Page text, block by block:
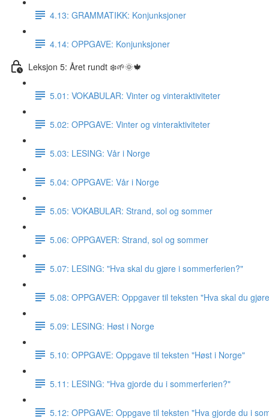
4.13: GRAMMATIKK: Konjunksjoner
4.14: OPPGAVE: Konjunksjoner
Leksjon 5: Året rundt ❄️🌱🌞🍁
5.01: VOKABULAR: Vinter og vinteraktiviteter
5.02: OPPGAVE: Vinter og vinteraktiviteter
5.03: LESING: Vår i Norge
5.04: OPPGAVE: Vår i Norge
5.05: VOKABULAR: Strand, sol og sommer
5.06: OPPGAVER: Strand, sol og sommer
5.07: LESING: "Hva skal du gjøre i sommerferien?"
5.08: OPPGAVER: Oppgaver til teksten "Hva skal du
5.09: LESING: Høst i Norge
5.10: OPPGAVE: Oppgave til teksten "Høst i Norge"
5.11: LESING: "Hva gjorde du i sommerferien?"
5.12: OPPGAVE: Oppgave til teksten "Hva gjorde du i